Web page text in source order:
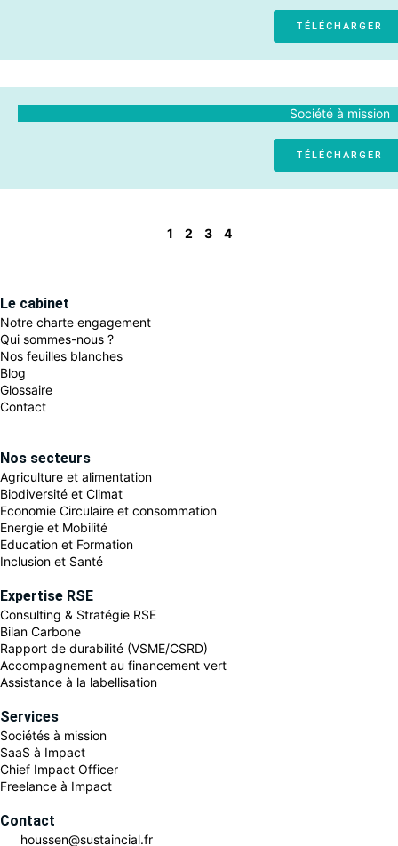
TÉLÉCHARGER
Société à mission
TÉLÉCHARGER
1 2 3 4
Le cabinet
Notre charte engagement
Qui sommes-nous ?
Nos feuilles blanches
Blog
Glossaire
Contact
Nos secteurs
Agriculture et alimentation
Biodiversité et Climat
Economie Circulaire et consommation
Energie et Mobilité
Education et Formation
Inclusion et Santé
Expertise RSE
Consulting & Stratégie RSE
Bilan Carbone
Rapport de durabilité (VSME/CSRD)
Accompagnement au financement vert
Assistance à la labellisation
Services
Sociétés à mission
SaaS à Impact
Chief Impact Officer
Freelance à Impact
Contact
houssen@sustaincial.fr